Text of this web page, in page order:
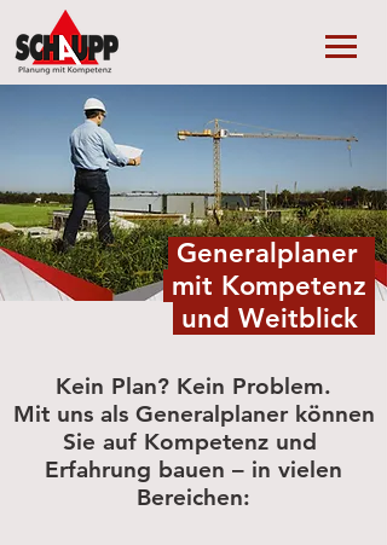
Generalplaner
mit Kompetenz
und Weitblick
Kein Plan? Kein Problem.
Mit uns als Generalplaner können
Sie auf Kompetenz und
Erfahrung bauen – in vielen
Bereichen: